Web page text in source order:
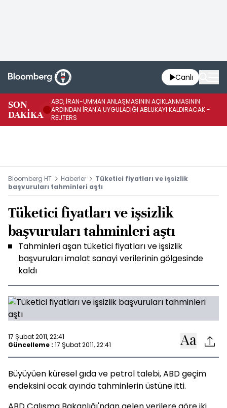
Canlı
SON
DAKİKA
ABD, İRAN-UMMAN ANLAŞMASININ AÇIKLANMASININ
ARDINDAN İRAN'A UYGULADIĞI ABLUKAYI KALDIRACAK -
REUTERS
Bloomberg HT Haberler
Tüketici fiyatları ve işsizlik
başvuruları tahminleri aştı
Tüketici fiyatları ve işsizlik
başvuruları tahminleri aştı
Tahminleri aşan tüketici fiyatları ve işsizlik
başvuruları imalat sanayi verilerinin gölgesinde
kaldı
17 Şubat 2011, 22:41
Güncelleme : 17 Şubat 2011, 22:41
Büyüyüen küresel gıda ve petrol talebi, ABD geçim
endeksini ocak ayında tahminlerin üstüne itti.